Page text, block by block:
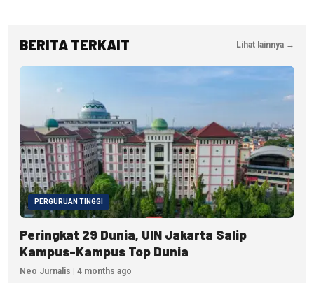
BERITA TERKAIT Lihat lainnya →
PERGURUAN TINGGI
Peringkat 29 Dunia, UIN Jakarta Salip
Kampus-Kampus Top Dunia
Neo Jurnalis | 4 months ago